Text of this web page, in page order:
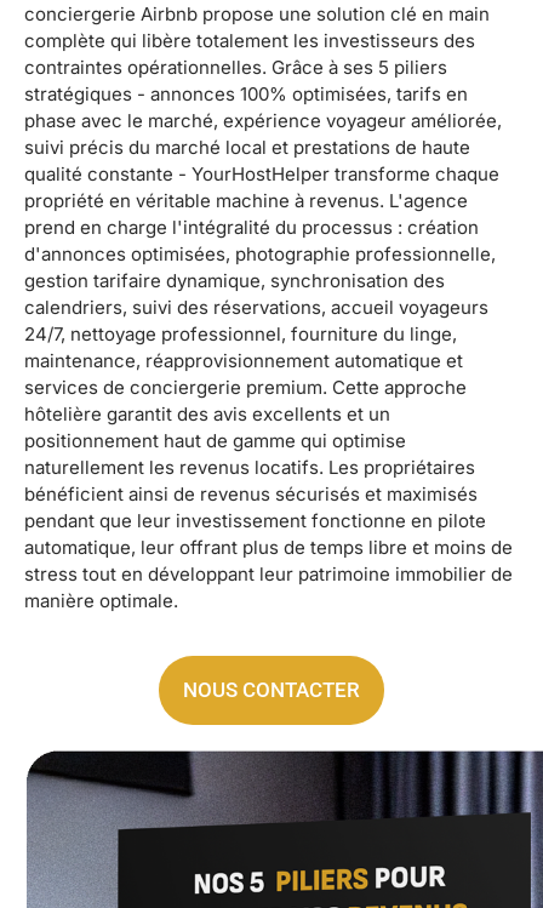
conciergerie Airbnb propose une solution clé en main
complète qui libère totalement les investisseurs des
contraintes opérationnelles. Grâce à ses 5 piliers
stratégiques - annonces 100% optimisées, tarifs en
phase avec le marché, expérience voyageur améliorée,
suivi précis du marché local et prestations de haute
qualité constante - YourHostHelper transforme chaque
propriété en véritable machine à revenus. L'agence
prend en charge l'intégralité du processus : création
d'annonces optimisées, photographie professionnelle,
gestion tarifaire dynamique, synchronisation des
calendriers, suivi des réservations, accueil voyageurs
24/7, nettoyage professionnel, fourniture du linge,
maintenance, réapprovisionnement automatique et
services de conciergerie premium. Cette approche
hôtelière garantit des avis excellents et un
positionnement haut de gamme qui optimise
naturellement les revenus locatifs. Les propriétaires
bénéficient ainsi de revenus sécurisés et maximisés
pendant que leur investissement fonctionne en pilote
automatique, leur offrant plus de temps libre et moins de
stress tout en développant leur patrimoine immobilier de
manière optimale.
NOUS CONTACTER